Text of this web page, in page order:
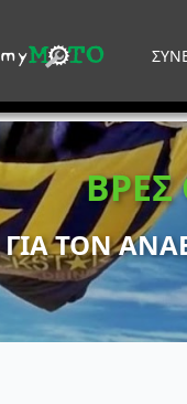
ΒΡΕΣ
ΓΙΑ ΤΟΝ